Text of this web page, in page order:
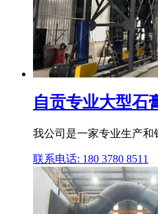
自贡专业大型石
我公司是一家专业生产
联系电话: 180 3780 8511